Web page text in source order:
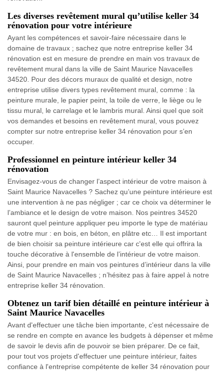
Les diverses revêtement mural qu’utilise keller 34
rénovation pour votre intérieure
Ayant les compétences et savoir-faire nécessaire dans le
domaine de travaux ; sachez que notre entreprise keller 34
rénovation est en mesure de prendre en main vos travaux de
revêtement mural dans la ville de Saint Maurice Navacelles
34520. Pour des décors muraux de qualité et design, notre
entreprise utilise divers types revêtement mural, comme : la
peinture murale, le papier peint, la toile de verre, le liège ou le
tissu mural, le carrelage et le lambris mural. Ainsi quel que soit
vos demandes et besoins en revêtement mural, vous pouvez
compter sur notre entreprise keller 34 rénovation pour s’en
occuper.
Professionnel en peinture intérieur keller 34
rénovation
Envisagez-vous de changer l’aspect intérieur de votre maison à
Saint Maurice Navacelles ? Sachez qu’une peinture intérieure est
une intervention à ne pas négliger ; car ce choix va déterminer le
l’ambiance et le design de votre maison. Nos peintres 34520
sauront quel peinture appliquer peu importe le type de matériau
de votre mur : en bois, en béton, en plâtre etc… Il est important
de bien choisir sa peinture intérieure car c'est elle qui offrira la
touche décorative à l'ensemble de l’intérieur de votre maison.
Ainsi, pour prendre en main vos peintures d’intérieur dans la ville
de Saint Maurice Navacelles ; n’hésitez pas à faire appel à notre
entreprise keller 34 rénovation.
Obtenez un tarif bien détaillé en peinture intérieur à
Saint Maurice Navacelles
Avant d'effectuer une tâche bien importante, c'est nécessaire de
se rendre en compte en avance les budgets à dépenser et même
de savoir le devis afin de pouvoir se bien préparer. De ce fait,
pour tout vos projets d'effectuer une peinture intérieur, faites
confiance à l'entreprise compétente de keller 34 rénovation pour